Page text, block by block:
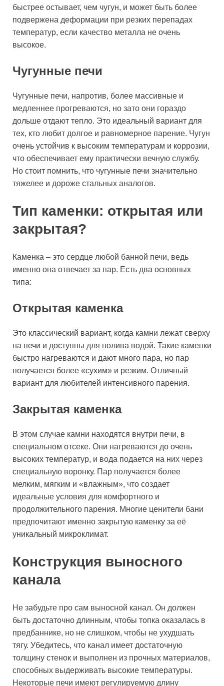
быстрее остывает, чем чугун, и может быть более
подвержена деформации при резких перепадах
температур, если качество металла не очень
высокое.
Чугунные печи
Чугунные печи, напротив, более массивные и
медленнее прогреваются, но зато они гораздо
дольше отдают тепло. Это идеальный вариант для
тех, кто любит долгое и равномерное парение. Чугун
очень устойчив к высоким температурам и коррозии,
что обеспечивает ему практически вечную службу.
Но стоит помнить, что чугунные печи значительно
тяжелее и дороже стальных аналогов.
Тип каменки: открытая или
закрытая?
Каменка – это сердце любой банной печи, ведь
именно она отвечает за пар. Есть два основных
типа:
Открытая каменка
Это классический вариант, когда камни лежат сверху
на печи и доступны для полива водой. Такие каменки
быстро нагреваются и дают много пара, но пар
получается более «сухим» и резким. Отличный
вариант для любителей интенсивного парения.
Закрытая каменка
В этом случае камни находятся внутри печи, в
специальном отсеке. Они нагреваются до очень
высоких температур, и вода подается на них через
специальную воронку. Пар получается более
мелким, мягким и «влажным», что создает
идеальные условия для комфортного и
продолжительного парения. Многие ценители бани
предпочитают именно закрытую каменку за её
уникальный микроклимат.
Конструкция выносного
канала
Не забудьте про сам выносной канал. Он должен
быть достаточно длинным, чтобы топка оказалась в
предбаннике, но не слишком, чтобы не ухудшать
тягу. Убедитесь, что канал имеет достаточную
толщину стенок и выполнен из прочных материалов,
способных выдерживать высокие температуры.
Некоторые печи имеют регулируемую длину